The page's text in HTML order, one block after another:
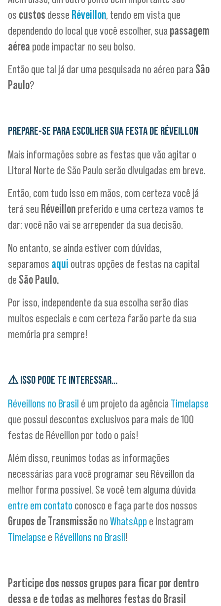
os custos desse Réveillon, tendo em vista que
dependendo do local que você escolher, sua passagem
aérea pode impactar no seu bolso.
Então que tal já dar uma pesquisada no aéreo para São
Paulo?
PREPARE-SE PARA ESCOLHER SUA FESTA DE RÉVEILLON
Mais informações sobre as festas que vão agitar o
Litoral Norte de São Paulo serão divulgadas em breve.
Então, com tudo isso em mãos, com certeza você já
terá seu Réveillonpreferido e uma certeza vamos te
dar: você não vai se arrepender da sua decisão.
No entanto, se ainda estiver com dúvidas,
separamos aqui outras opções de festas na capital
de São Paulo.
Por isso, independente da sua escolha serão dias
muitos especiais e com certeza farão parte da sua
memória pra sempre!
⚠️ ISSO PODE TE INTERESSAR…
Réveillons no Brasil é um projeto da agência Timelapse
que possui descontos exclusivos para mais de 100
festas de Réveillon por todo o país!
Além disso, reunimos todas as informações
necessárias para você programar seu Réveillon da
melhor forma possível. Se você tem alguma dúvida
entre em contato conosco e faça parte dos nossos
Grupos de TransmissãonoWhatsApp e Instagram
Timelapse e Réveillons no Brasil!
Participe dos nossos grupos para ficar por dentro
dessa e de todas as melhores festas do Brasil